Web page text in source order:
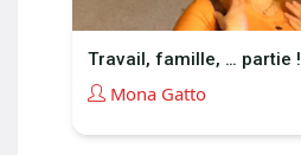
Travail, famille, … partie !
Mona Gatto